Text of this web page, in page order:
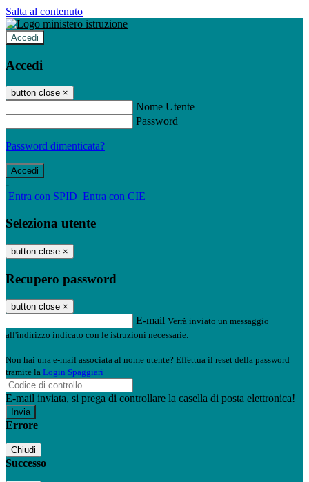
Salta al contenuto
Accedi
Accedi
button close ×
Nome Utente
Password
Password dimenticata?
-
Entra con SPID Entra con CIE
Seleziona utente
button close ×
Recupero password
button close ×
E-mail Verrà inviato un messaggio
all'indirizzo indicato con le istruzioni necessarie.
Non hai una e-mail associata al nome utente? Effettua il reset della password
tramite la Login Spaggiari
E-mail inviata, si prega di controllare la casella di posta elettronica!
Errore
Chiudi
Successo